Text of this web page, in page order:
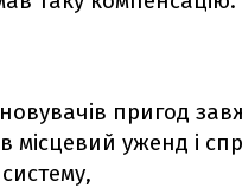
пригод
місцевий уженд і